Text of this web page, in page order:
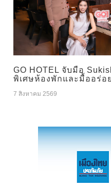
GO HOTEL จับมือ
พิเศษห้องพักและมื้ออร่อ
7 สิงหาคม 2569